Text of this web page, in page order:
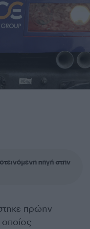
πηγή στην
πρώην